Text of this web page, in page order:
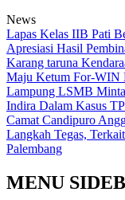
News
Lapas Kelas IIB Pati
Apresiasi Hasil
Karang taruna
Maju Ketum For-WIN
Lampung LSMB Minta
Indira Dalam Kasus
Camat Candipuro
Langkah Tegas,
Palembang
MENU